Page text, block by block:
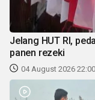
Jelang HUT RI,
panen rezeki
04 August 2026